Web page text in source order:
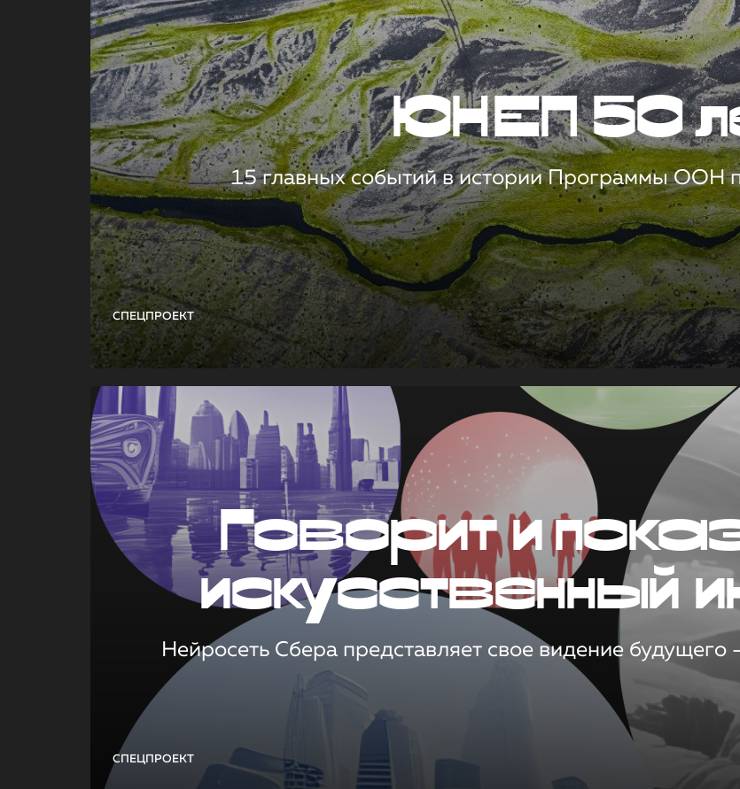
СПЕЦПРОЕКТ
ЮНЕП 50
15 главных событий в истории Программы ООН
СПЕЦПРОЕКТ
Говорит и
искусственный
Нейросеть Сбера представляет свое видение будущего